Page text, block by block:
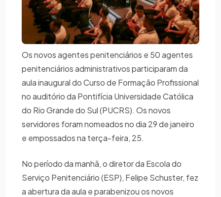
Os novos agentes penitenciários e 50 agentes
penitenciários administrativos participaram da
aula inaugural do Curso de Formação Profissional
no auditório da Pontifícia Universidade Católica
do Rio Grande do Sul (PUCRS). Os novos
servidores foram nomeados no dia 29 de janeiro
e empossados na terça-feira, 25.
No período da manhã, o diretor da Escola do
Serviço Penitenciário (ESP), Felipe Schuster, fez
a abertura da aula e parabenizou os novos